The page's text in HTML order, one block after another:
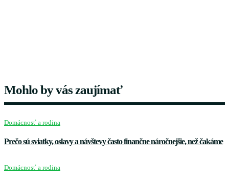
Mohlo by vás zaujímať
Domácnosť a rodina
Prečo sú sviatky, oslavy a návštevy často finančne náročnejšie, než čakáme
Domácnosť a rodina